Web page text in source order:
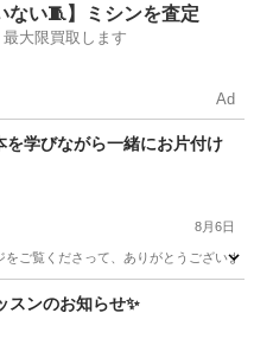
ない🧵】ミシンを査定
大限買取します
Ad
を学びながら一緒にお片付け
8月6日
ご覧くださって、ありがとうございま
整理収納アドバイザー
スンのお知らせ✨